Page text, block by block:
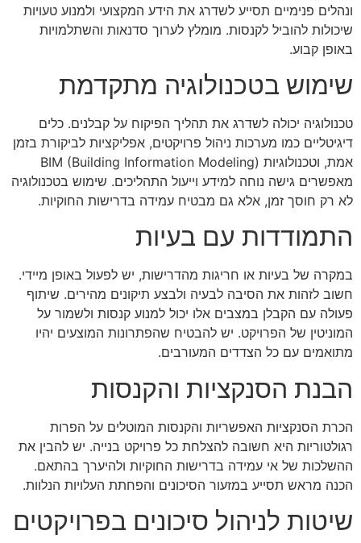
ונהלים פנימיים תסייע לשדרג את הידע המקצועי ולמנוע טעויות
שיכולות להוביל לקנסות. מומלץ לערוך סדנאות והשתלמויות
באופן קבוע.
שימוש בטכנולוגיה מתקדמת
טכנולוגיה יכולה לשדרג את תהליך הפיקוח על קבלנים. כלים
דיגיטליים כמו מערכות ניהול פרויקטים, אפליקציות לביקורת בזמן
אמת, וטכנולוגיות BIM (Building Information Modeling)
מאפשרים גישה נוחה למידע וייעול התהליכים. שימוש בטכנולוגיה
לא רק חוסך זמן, אלא גם מבטיח עמידה בדרישות החוקיות.
התמודדות עם בעיות
במקרה של בעיות או חריגות מהדרישות, יש לפעול באופן מיידי.
חשוב לזהות את הסיבה לבעיה ולבצע תיקונים מהירים. שיתוף
פעולה עם הקבלן במצבים אלו יכול למנוע קנסות ולשמור על
המוניטין של הפרויקט. יש להבטיח שהפתרונות המוצעים יהיו
מתואמים עם כל הצדדים המעורבים.
הבנת הסנקציות והקנסות
הכרת הסנקציות האפשריות והקנסות המוטלים על הפרות
רגולטוריות היא חשובה להצלחת כל פרויקט בנייה. יש להבין את
ההשלכות של אי עמידה בדרישות החוקיות ולהיערך בהתאם.
הכנה מראש תסייע במזעור הסיכונים והפחתת העלויות הנלוות.
שיטות לניהול סיכונים בפרויקטים